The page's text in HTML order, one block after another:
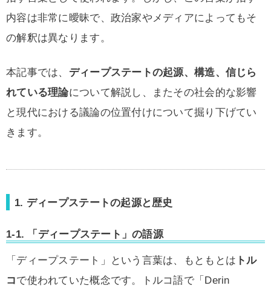
内容は非常に曖昧で、政治家やメディアによってもそ
の解釈は異なります。
本記事では、 ディープステートの起源、構造、信じら
れている理論について解説し、またその社会的な影響
と現代における議論の位置付けについて掘り下げてい
きます。
1. ディープステートの起源と歴史
1-1. 「ディープステート」の語源
「ディープステート」という言葉は、もともとは トル
コで使われていた概念です。トルコ語で「Derin